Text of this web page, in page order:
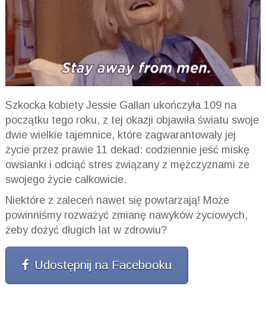
Szkocka kobiety Jessie Gallan ukończyła 109 na
początku tego roku, z tej okazji objawiła światu swoje
dwie wielkie tajemnice, które zagwarantowały jej
życie przez prawie 11 dekad: codziennie jeść miskę
owsianki i odciąć stres związany z mężczyznami ze
swojego życie całkowicie.
Niektóre z zaleceń nawet się powtarzają! Może
powinniśmy rozważyć zmianę nawyków życiowych,
żeby dożyć długich lat w zdrowiu?
Udostępnij na Facebooku